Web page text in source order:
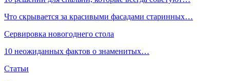
Что скрывается за красивыми фасадами старинных…
Сервировка новогоднего стола
10 неожиданных фактов о знаменитых…
Статьи